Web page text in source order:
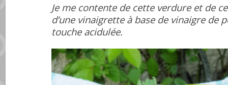
Je me contente de cette verdure et de
d’une vinaigrette à base de vinaigre de
touche acidulée.